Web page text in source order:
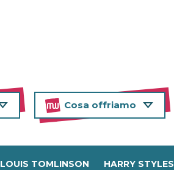
Cosa offriamo
LOUIS TOMLINSON HARRY STYLES